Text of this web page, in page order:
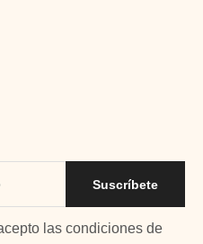
Suscríbete
las condiciones de